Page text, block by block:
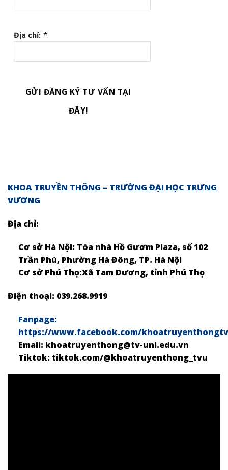
Địa chỉ: *
GỬI ĐĂNG KÝ TƯ VẤN TẠI
ĐÂY!
KHOA TRUYỀN THÔNG – TRƯỜNG ĐẠI HỌC TRƯNG
VƯƠNG
Địa chỉ:
Cơ sở Hà Nội: Tòa nhà Hồ Gươm Plaza, số 102
Trần Phú, Phường Hà Đông, TP. Hà Nội
Cơ sở Phú Thọ:Xã Tam Dương, tỉnh Phú Thọ
Điện thoại: 039.268.9919
Fanpage:
https://www.facebook.com/
Email: khoatruyenthong@tv-uni.edu.vn
Tiktok: tiktok.com/@khoatruyenthong_tvu